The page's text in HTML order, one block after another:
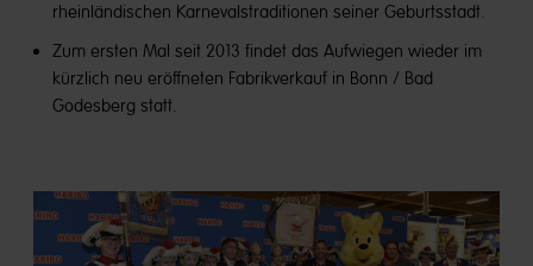
rheinländischen Karnevalstraditionen seiner Geburtsstadt.
Zum ersten Mal seit 2013 findet das Aufwiegen wieder im
kürzlich neu eröffneten Fabrikverkauf in Bonn / Bad
Godesberg statt.